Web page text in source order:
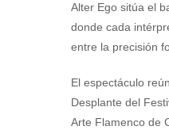
Alter Ego sitúa el
donde cada
entre la precisión
El espectáculo
Desplante del
Arte Flamenco de